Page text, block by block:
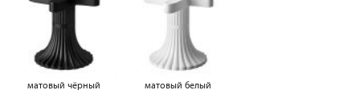
матовый чёрный матовый белый